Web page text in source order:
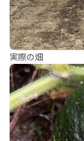
実際の畑